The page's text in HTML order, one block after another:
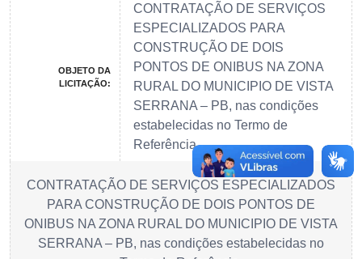
OBJETO DA
LICITAÇÃO:
CONTRATAÇÃO DE SERVIÇOS
ESPECIALIZADOS PARA
CONSTRUÇÃO DE DOIS
PONTOS DE ONIBUS NA ZONA
RURAL DO MUNICIPIO DE VISTA
SERRANA – PB, nas condições
estabelecidas no Termo de
Referência.
CONTRATAÇÃO DE SERVIÇOS ESPECIALIZADOS
PARA CONSTRUÇÃO DE DOIS PONTOS DE
ONIBUS NA ZONA RURAL DO MUNICIPIO DE VISTA
SERRANA – PB, nas condições estabelecidas no